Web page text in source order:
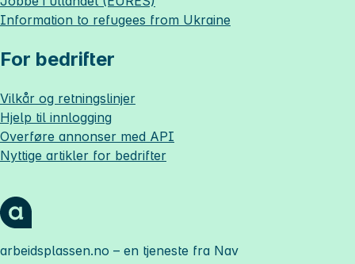
Information to refugees from Ukraine
For bedrifter
Vilkår og retningslinjer
Hjelp til innlogging
Overføre annonser med API
Nyttige artikler for bedrifter
arbeidsplassen.no – en tjeneste fra Nav